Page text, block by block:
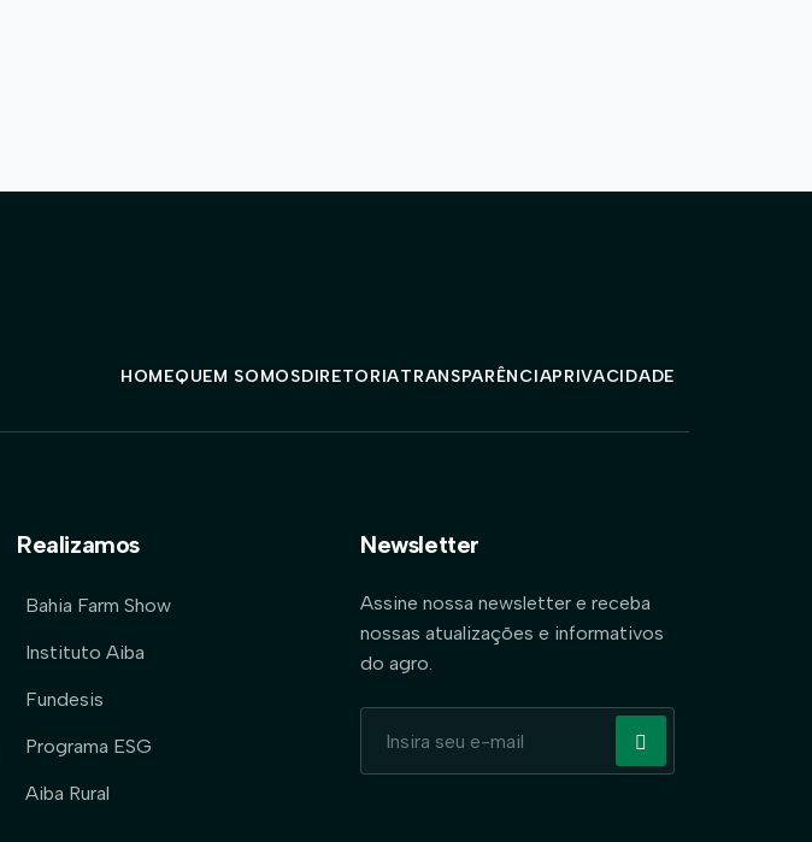
HOMEQUEM SOMOSDIRETORIATRANSPARÊNCIAPRIVACIDADE
Realizamos
Bahia Farm Show
Instituto Aiba
Fundesis
Programa ESG
Aiba Rural
Newsletter
Assine nossa newsletter e receba
nossas atualizações e informativos
do agro.